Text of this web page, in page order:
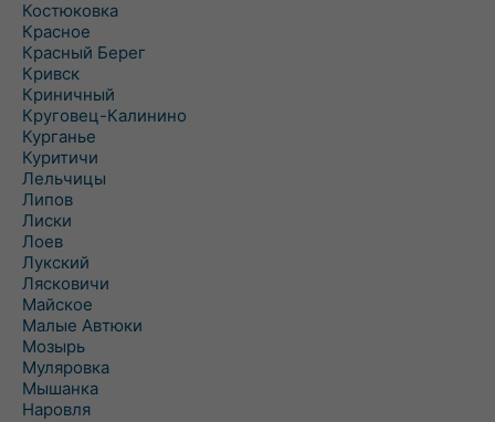
Костюковка
Красное
Красный Берег
Кривск
Криничный
Круговец-Калинино
Курганье
Куритичи
Лельчицы
Липов
Лиски
Лоев
Лукский
Лясковичи
Майское
Малые Автюки
Мозырь
Муляровка
Мышанка
Наровля